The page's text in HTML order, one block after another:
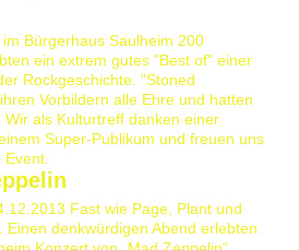
Bürgerhaus Saulheim 200
ein extrem gutes "Best of" einer
Rockgeschichte. "Stoned
Vorbildern alle Ehre und hatten
als Kulturtreff danken einer
Super-Publikum und freuen uns
Fast wie Page, Plant und
Einen denkwürdigen Abend erlebten